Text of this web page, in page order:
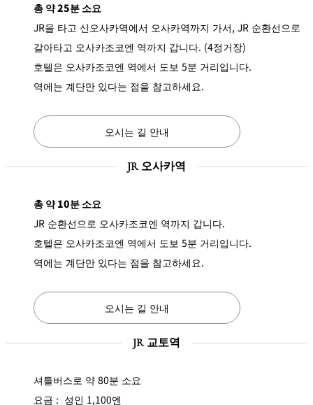
총 약 25분 소요
JR을 타고 신오사카역에서 오사카역까지 가서, JR 순환선으로
갈아타고 오사카조코엔 역까지 갑니다. (4정거장)
호텔은 오사카조코엔 역에서 도보 5분 거리입니다.
역에는 계단만 있다는 점을 참고하세요.
오시는 길 안내
JR 오사카역
총 약 10분 소요
JR 순환선으로 오사카조코엔 역까지 갑니다.
호텔은 오사카조코엔 역에서 도보 5분 거리입니다.
역에는 계단만 있다는 점을 참고하세요.
오시는 길 안내
JR 교토역
셔틀버스로 약 80분 소요
요금 : 성인 1,100엔